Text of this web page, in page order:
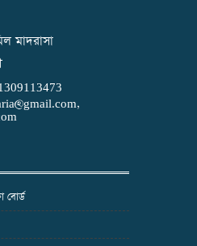
মাদরাসা
,
বোর্ড